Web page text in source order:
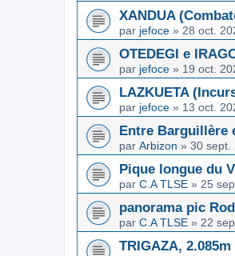
XANDUA
par jefoce » 28 oct.
OTEDEGI e
par jefoce » 19 oct.
LAZKUETA
par jefoce » 13 oct.
Entre Barguillère
par Arbizon » 30 sept.
Pique longue du
par C.A TLSE » 25
panorama pic
par C.A TLSE » 22
TRIGAZA,